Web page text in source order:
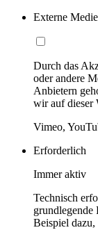
Externe
Durch das
oder andere
Anbietern
wir auf dieser
Vimeo,
Erforderlich
Immer aktiv
Technisch
grundlegende
Beispiel dazu,